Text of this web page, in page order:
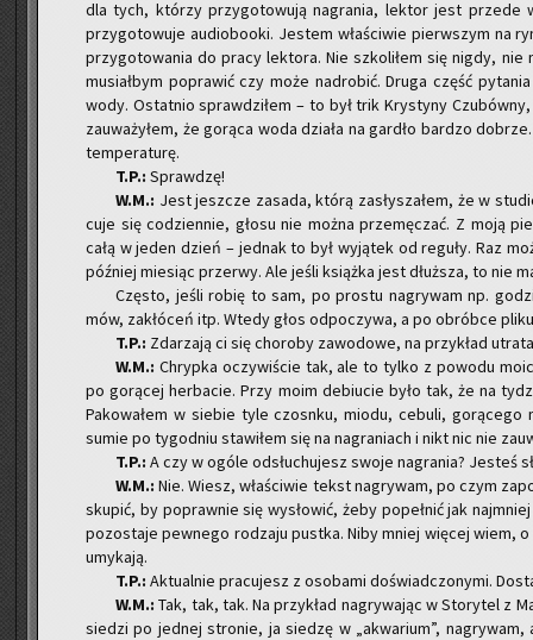
dla tych, któ­rzy przy­go­to­wu­ją na­gra­nia, lek­tor jest
przy­go­to­wu­je au­dio­bo­oki. Je­stem wła­ści­wie pierw­szym na
przy­go­to­wa­nia do pracy lek­to­ra. Nie szko­li­łem się nigdy, nie
mu­siał­bym po­pra­wić czy może nad­ro­bić. Druga część
wody. Ostat­nio spraw­dzi­łem – to był trik Kry­sty­ny
za­uwa­ży­łem, że go­rą­ca woda dzia­ła na gar­dło bar­dzo
tem­pe­ra­tu­rę.
T.P.: Spraw­dzę!
W.M.: Jest jesz­cze za­sa­da, którą za­sły­sza­łem, że w
cu­je się co­dzien­nie, głosu nie można prze­mę­czać. Z moją
całą w jeden dzień – jed­nak to był wy­ją­tek od re­gu­ły. Raz
póź­niej mie­siąc prze­rwy. Ale jeśli książ­ka jest dłuż­sza, to nie
Czę­sto, jeśli robię to sam, po pro­stu na­gry­wam np.
mów, za­kłó­ceń itp. Wtedy głos od­po­czy­wa, a po ob­rób­ce
T.P.: Zda­rza­ją ci się cho­ro­by za­wo­do­we, na przy­kład
W.M.: Chryp­ka oczy­wi­ście tak, ale to tylko z po­wo­du
po go­rą­cej her­ba­cie. Przy moim de­biu­cie było tak, że na
Pa­ko­wa­łem w sie­bie tyle czosn­ku, miodu, ce­bu­li,
sumie po ty­go­dniu sta­wi­łem się na na­gra­niach i nikt nic nie
T.P.: A czy w ogóle od­słu­chu­jesz swoje na­gra­nia? Je­steś
W.M.: Nie. Wiesz, wła­ści­wie tekst na­gry­wam, po czym
sku­pić, by po­praw­nie się wy­sło­wić, żeby po­peł­nić jak
po­zo­sta­je pew­ne­go ro­dza­ju pust­ka. Niby mniej wię­cej wiem, o
umy­ka­ją.
T.P.: Ak­tu­al­nie pra­cu­jesz z oso­ba­mi do­świad­czo­ny­mi.
W.M.: Tak, tak, tak. Na przy­kład na­gry­wa­jąc w Sto­ry­tel z
sie­dzi po jed­nej stro­nie, ja sie­dzę w „akwa­rium”,